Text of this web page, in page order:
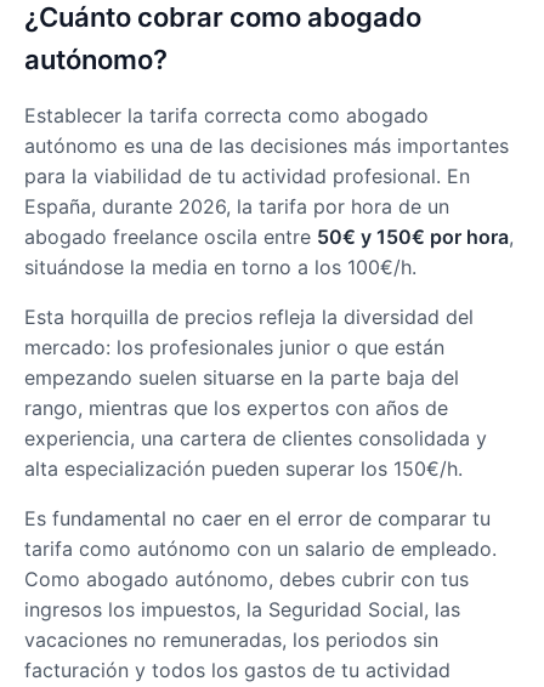
¿Cuánto cobrar como abogado
autónomo?
Establecer la tarifa correcta como abogado
autónomo es una de las decisiones más importantes
para la viabilidad de tu actividad profesional. En
España, durante 2026, la tarifa por hora de un
abogado freelance oscila entre 50€ y 150€ por hora,
situándose la media en torno a los 100€/h.
Esta horquilla de precios refleja la diversidad del
mercado: los profesionales junior o que están
empezando suelen situarse en la parte baja del
rango, mientras que los expertos con años de
experiencia, una cartera de clientes consolidada y
alta especialización pueden superar los 150€/h.
Es fundamental no caer en el error de comparar tu
tarifa como autónomo con un salario de empleado.
Como abogado autónomo, debes cubrir con tus
ingresos los impuestos, la Seguridad Social, las
vacaciones no remuneradas, los periodos sin
facturación y todos los gastos de tu actividad